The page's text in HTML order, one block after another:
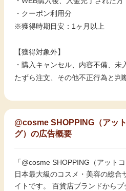
・クーポン利用分
※獲得時期目安：1ヶ月以上
【獲得対象外】
・購入キャンセル、内容不備、
たずら注文、その他不正行為と判
@cosme SHOPPING（アッ
グ）の広告概要
「@cosme SHOPPING（アット
日本最大級のコスメ・美容の総合
イトです。 百貨店ブランドから